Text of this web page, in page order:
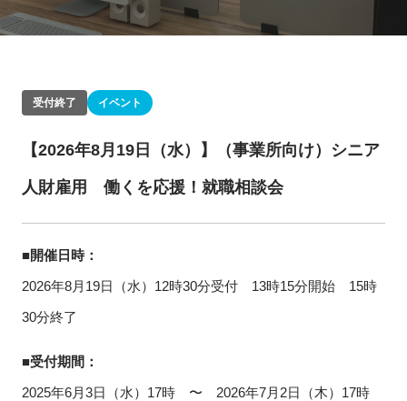
受付終了 イベント
【2026年8月19日（水）】（事業所向け）シニア
人財雇用 働くを応援！就職相談会
■開催日時：
2026年8月19日（水）12時30分受付 13時15分開始 15時
30分終了
■受付期間：
2025年6月3日（水）17時 〜 2026年7月2日（木）17時